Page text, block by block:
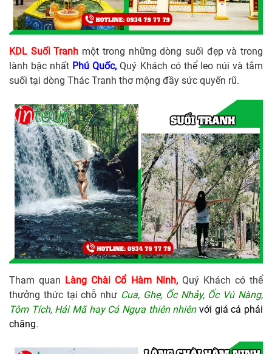
KDL Suối Tranh một trong những dòng suối đẹp và trong
lành bậc nhất Phú Quốc, Quý Khách có thể leo núi và tắm
suối tại dòng Thác Tranh thơ mộng đầy sức quyến rũ.
Tham quan Làng Chài Cổ Hàm Ninh,Quý Khách có thể
thưởng thức tại chỗ như Cua, Ghẹ, Ốc Nhảy, Ốc Vú Nàng,
Tôm Tích, Hải Mã hay Cá Ngựa thiên nhiên với giá cả phải
chăng.